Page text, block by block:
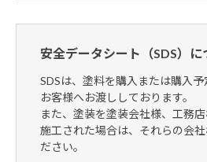
安全データシート（SDS）に
SDSは、塗料を購入または購入
お客様へお渡ししております。
また、塗装を塗装会社様、工務
施工された場合は、それらの会
ださい。